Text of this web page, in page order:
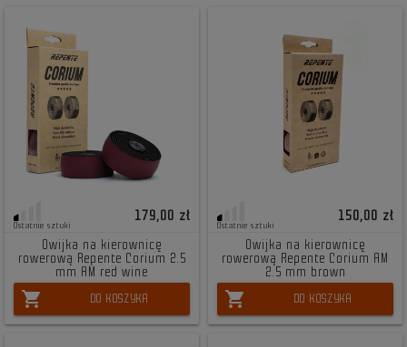
Ostatnie sztuki
179,00 zł
Owijka na kierownicę
rowerową Repente Corium 2.5
mm AM red wine
shopping_cart DO KOSZYKA
Ostatnie sztuki
150,00 zł
Owijka na kierownicę
rowerową Repente Corium AM
2.5 mm brown
shopping_cart DO KOSZYKA